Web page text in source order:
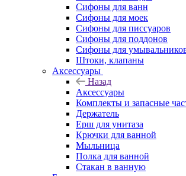
Сифоны для ванн
Сифоны для моек
Сифоны для писсуаров
Сифоны для поддонов
Сифоны для
Штоки, клапаны
Аксессуары
Назад
Аксессуары
Комплекты и запасные
Держатель
Ерш для унитаза
Крючки для ванной
Мыльница
Полка для ванной
Стакан в ванную